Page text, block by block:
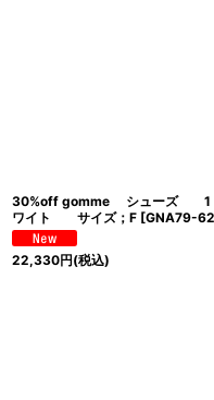
30%off gomme シューズ 1
ワイト サイズ；F [GNA79-
22,330円(税込)